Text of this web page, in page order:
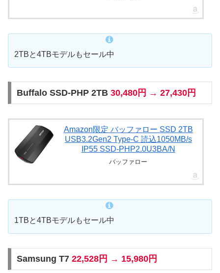
2TBと4TBモデルもセール中
Buffalo SSD-PHP 2TB 30,480円 → 27,430円
Amazon限定 バッファロー SSD 2TB
USB3.2Gen2 Type‐C 読込1050MB/s
IP55 SSD-PHP2.0U3BA/N
バッファロー
1TBと4TBモデルもセール中
Samsung T7 22,528円 → 15,980円